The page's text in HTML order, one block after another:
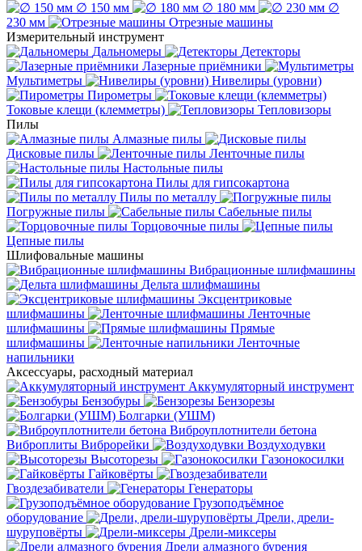
∅ 150 мм
∅ 180 мм
∅
230 мм
Отрезные машины
Измерительный инструмент
Дальномеры
Детекторы
Лазерные приёмники
Мультиметры
Нивелиры (уровни)
Пирометры
Токовые клещи (клемметры)
Тепловизоры
Пилы
Алмазные пилы
Дисковые пилы
Ленточные пилы
Настольные пилы
Пилы для гипсокартона
Пилы по металлу
Погружные пилы
Сабельные пилы
Торцовочные пилы
Цепные пилы
Шлифовальные машины
Вибрационные шлифмашины
Дельта шлифмашины
Эксцентриковые
шлифмашины
Ленточные
шлифмашины
Прямые
шлифмашины
Ленточные
напильники
Аксессуары, расходный материал
Аккумуляторный инструмент
Бензобуры
Бензорезы
Болгарки (УШМ)
Виброуплотнители бетона
Виброплиты Виброрейки
Воздуходувки
Высоторезы
Газонокосилки
Гайковёрты
Гвоздезабиватели
Генераторы
Грузоподъёмное
оборудование
Дрели, дрели-
шуруповёрты
Дрели-миксеры
Дрели алмазного бурения